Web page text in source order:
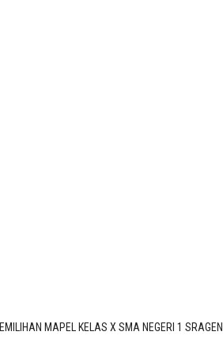
MAPEL KELAS X SMA NEGERI 1 SRAGEN